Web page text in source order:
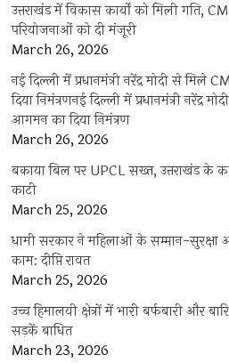
उत्तराखंड में विकास कार्यों को मिली गति,
परियोजनाओं को दी मंजूरी
March 26, 2026
नई दिल्ली में प्रधानमंत्री नरेंद्र मोदी से मिले
दिया निमंत्रणनई दिल्ली में प्रधानमंत्री नरेंद्र
आगमन का दिया निमंत्रण
March 26, 2026
बकाया बिल पर UPCL सख्त, उत्तराखंड के
काटी
March 25, 2026
धामी सरकार ने महिलाओं के सम्मान-सुरक्षा
काम: दीप्ति रावत
March 25, 2026
उच्च हिमालयी क्षेत्रों में भारी बर्फबारी और
सड़कें बाधित
March 23, 2026